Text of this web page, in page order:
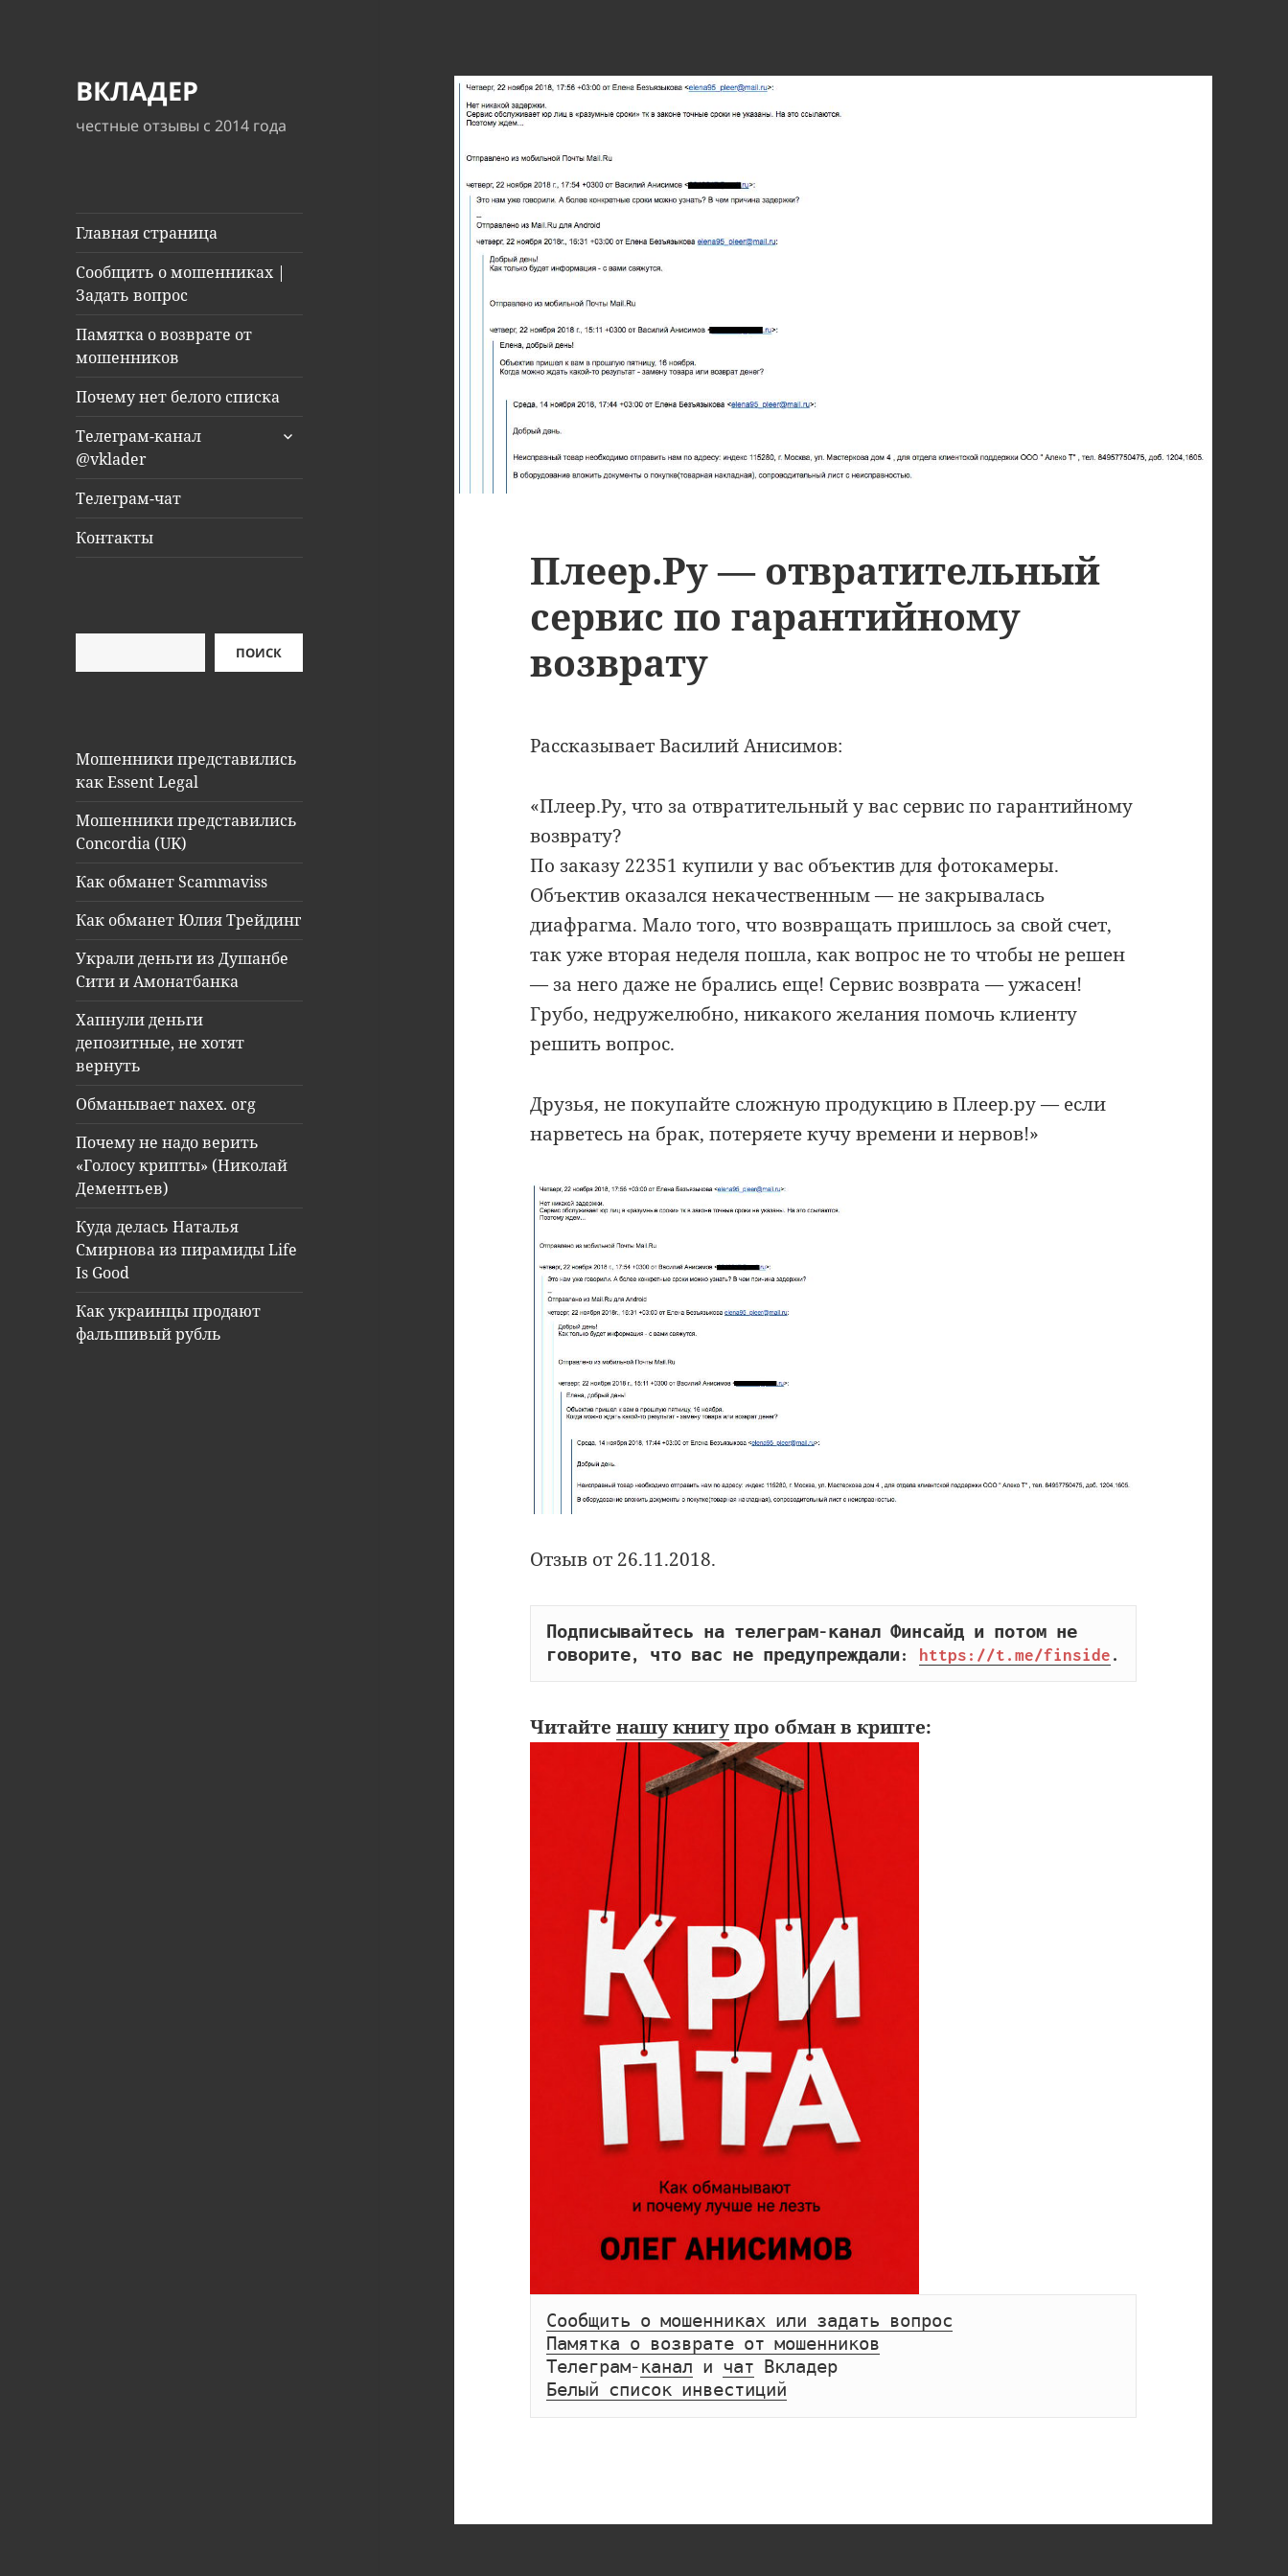
ВКЛАДЕР
честные отзывы с 2014 года
Главная страница
Сообщить о мошенниках |
Задать вопрос
Памятка о возврате от
мошенников
Почему нет белого списка
Телеграм-канал
@vklader
раскрыть
Телеграм-чат
Контакты
ПОИСК
Мошенники представились
как Essent Legal
Мошенники представились
Concordia (UK)
Как обманет Scammaviss
Как обманет Юлия Трейдинг
Украли деньги из Душанбе
Сити и Амонатбанка
Хапнули деньги
депозитные, не хотят
вернуть
Обманывает naxex. org
Почему не надо верить
«Голосу крипты» (Николай
Дементьев)
Куда делась Наталья
Смирнова из пирамиды Life
Is Good
Как украинцы продают
фальшивый рубль
Плеер.Ру — отвратительный
сервис по гарантийному
возврату
Рассказывает Василий Анисимов:
«Плеер.Ру, что за отвратительный у вас сервис по гарантийному
возврату?
По заказу 22351 купили у вас объектив для фотокамеры.
Объектив оказался некачественным — не закрывалась
диафрагма. Мало того, что возвращать пришлось за свой счет,
так уже вторая неделя пошла, как вопрос не то чтобы не решен
— за него даже не брались еще! Сервис возврата — ужасен!
Грубо, недружелюбно, никакого желания помочь клиенту
решить вопрос.
Друзья, не покупайте сложную продукцию в Плеер.ру — если
нарветесь на брак, потеряете кучу времени и нервов!»
Отзыв от 26.11.2018.
Подписывайтесь на телеграм-канал Финсайд и потом не
говорите, что вас не предупреждали:
https://t.me/finside .
Читайтенашу книгупро обман в крипте:
Сообщить о мошенниках или задать вопрос
Памятка о возврате от мошенников
Телеграм- канал и чат
Вкладер
Белый список инвестиций